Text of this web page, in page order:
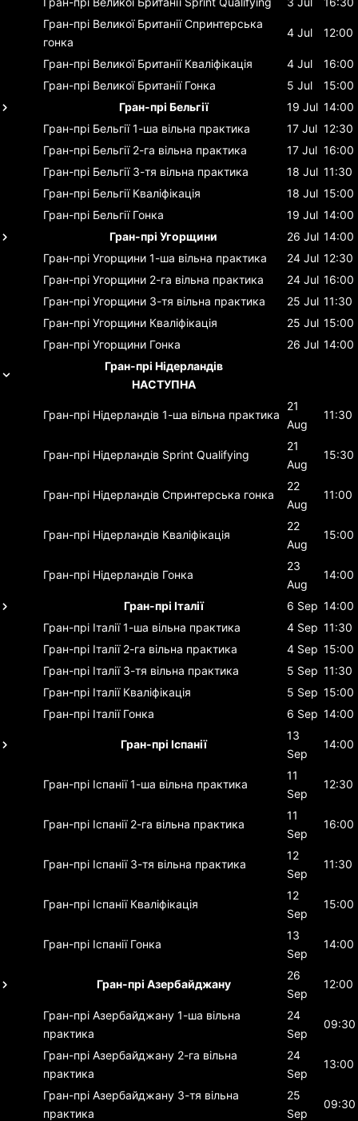
Гран-прі Великої Британії Спринтерська
гонка
4 Jul 12:00
Гран-прі Великої Британії Кваліфікація 4 Jul
16:00
Гран-прі Великої Британії Гонка 5 Jul
15:00
Гран-прі Бельгії
19 Jul 14:00
Гран-прі Бельгії 1-ша вільна практика 17 Jul 12:30
Гран-прі Бельгії 2-га вільна практика 17 Jul 16:00
Гран-прі Бельгії 3-тя вільна практика 18 Jul 11:30
Гран-прі Бельгії Кваліфікація 18 Jul 15:00
Гран-прі Бельгії Гонка 19 Jul 14:00
Гран-прі Угорщини
26 Jul 14:00
Гран-прі Угорщини 1-ша вільна практика 24 Jul 12:30
Гран-прі Угорщини 2-га вільна практика 24 Jul 16:00
Гран-прі Угорщини 3-тя вільна практика 25 Jul 11:30
Гран-прі Угорщини Кваліфікація 25 Jul 15:00
Гран-прі Угорщини Гонка 26 Jul 14:00
Гран-прі Нідерландів
НАСТУПНА
Гран-прі Нідерландів 1-ша вільна практика
21
Aug
11:30
Гран-прі Нідерландів Sprint Qualifying
21
Aug
15:30
Гран-прі Нідерландів Спринтерська гонка
22
Aug
11:00
Гран-прі Нідерландів Кваліфікація
22
Aug
15:00
Гран-прі Нідерландів Гонка
23
Aug
14:00
Гран-прі Італії 6 Sep 14:00
Гран-прі Італії 1-ша вільна практика 4 Sep 11:30
Гран-прі Італії 2-га вільна практика 4 Sep 15:00
Гран-прі Італії 3-тя вільна практика 5 Sep 11:30
Гран-прі Італії Кваліфікація 5 Sep 15:00
Гран-прі Італії Гонка 6 Sep 14:00
Гран-прі Іспанії
13
Sep
14:00
Гран-прі Іспанії 1-ша вільна практика
11
Sep
12:30
Гран-прі Іспанії 2-га вільна практика
11
Sep
16:00
Гран-прі Іспанії 3-тя вільна практика
12
Sep
11:30
Гран-прі Іспанії Кваліфікація
12
Sep
15:00
Гран-прі Іспанії Гонка
13
Sep
14:00
Гран-прі Азербайджану
26
Sep
12:00
Гран-прі Азербайджану 1-ша вільна
практика
24
Sep
09:30
Гран-прі Азербайджану 2-га вільна
практика
24
Sep
13:00
Гран-прі Азербайджану 3-тя вільна
практика
25
Sep
09:30